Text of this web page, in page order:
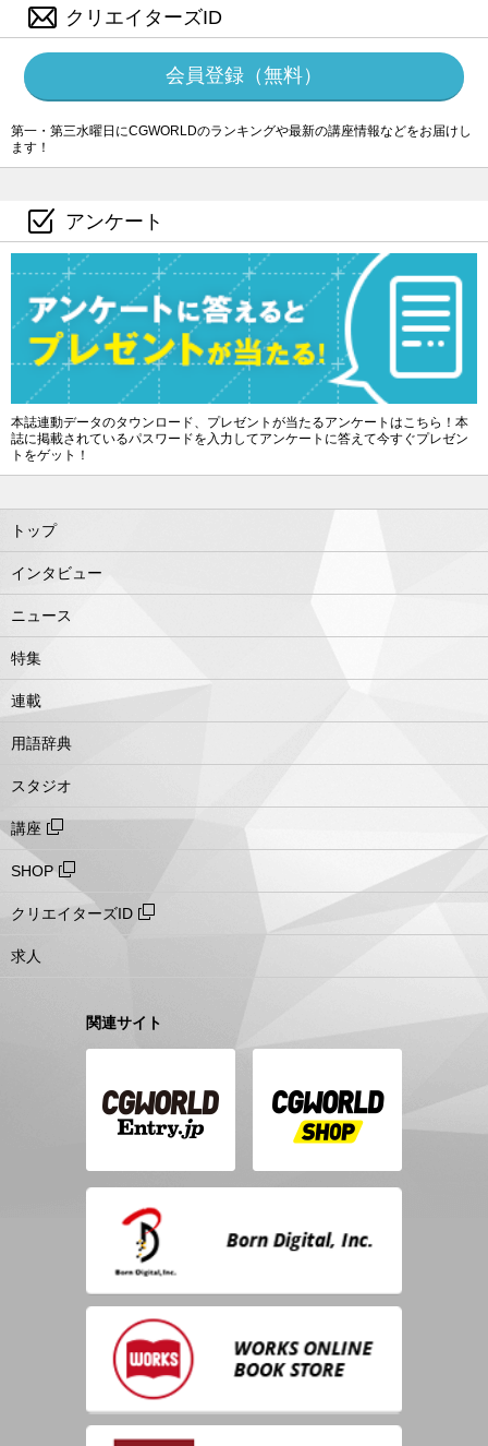
クリエイターズID
会員登録（無料）
第一・第三水曜日にCGWORLDのランキングや最新の講座情報などをお届けし
ます！
アンケート
本誌連動データのタウンロード、プレゼントが当たるアンケートはこちら！本
誌に掲載されているパスワードを入力してアンケートに答えて今すぐプレゼン
トをゲット！
トップ
インタビュー
ニュース
特集
連載
用語辞典
スタジオ
講座
SHOP
クリエイターズID
求人
関連サイト